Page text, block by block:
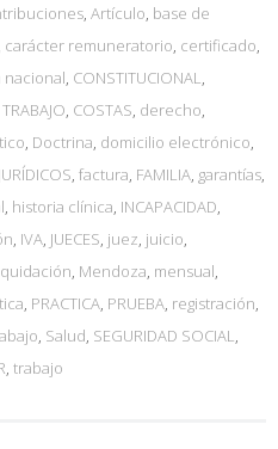
, Artículo, base de
carácter remuneratorio, certificado,
nacional, CONSTITUCIONAL,
, COSTAS, derecho,
, Doctrina, domicilio electrónico,
, factura, FAMILIA, garantías,
, historia clínica, INCAPACIDAD,
, IVA, JUECES, juez, juicio,
, Mendoza, mensual,
, PRACTICA, PRUEBA, registración,
, Salud, SEGURIDAD SOCIAL,
, trabajo